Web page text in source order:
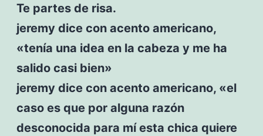
Te partes de risa.
jeremy dice con acento americano,
«tenía una idea en la cabeza y me ha
salido casi bien»
jeremy dice con acento americano, «el
caso es que por alguna razón
desconocida para mí esta chica quiere